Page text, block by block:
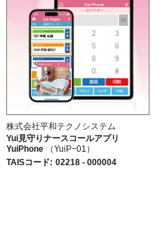
株式会社平和テクノシステム
Yui見守りナースコールアプリ
YuiPhone
（YuiP−01）
TAISコード: 02218 - 000004